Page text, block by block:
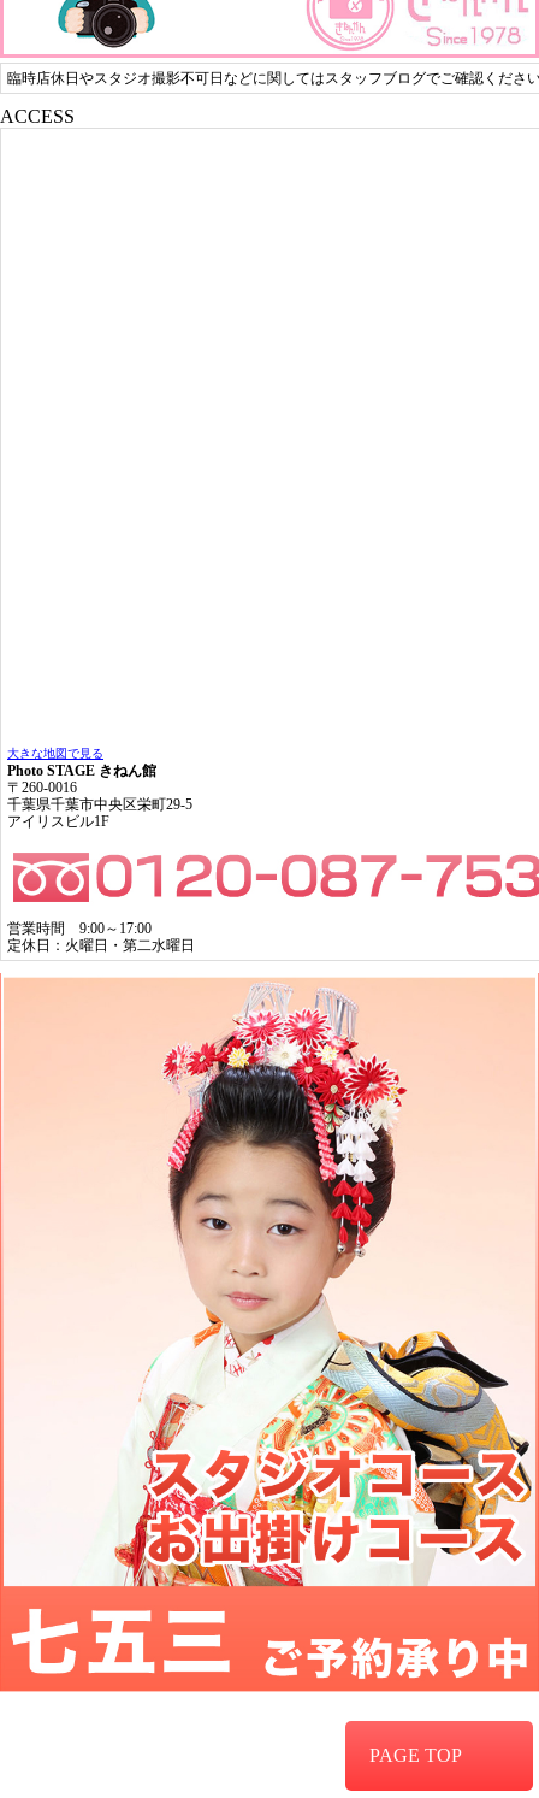
臨時店休日やスタジオ撮影不可日などに関してはスタッフブログでご確認くださ
ACCESS
大きな地図で見る
Photo STAGE きねん館
〒260-0016
千葉県千葉市中央区栄町29-5
アイリスビル1F
営業時間 9:00～17:00
定休日：火曜日・第二水曜日
PAGE TOP